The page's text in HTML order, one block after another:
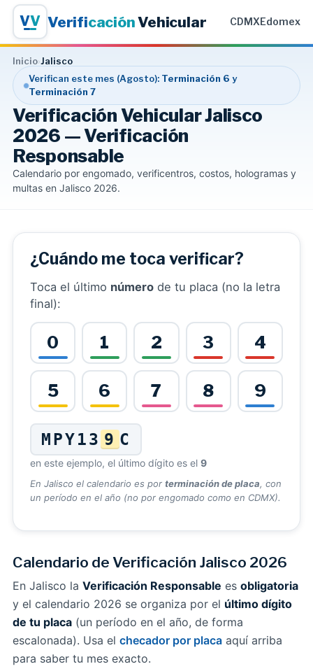
VV VerificaciónVehicular CDMXEdomex
Inicio›Jalisco
Verifican este mes (Agosto): Terminación 6 y
Terminación 7
Verificación Vehicular Jalisco
2026 — Verificación
Responsable
Calendario por engomado, verificentros, costos, hologramas y
multas en Jalisco 2026.
¿Cuándo me toca verificar?
Toca el último número de tu placa (no la letra
final):
0 1 2 3 4
5 6 7 8 9
MPY13 9 C
en este ejemplo, el último dígito es el 9
En Jalisco el calendario es por terminación de placa, con
un período en el año (no por engomado como en CDMX).
Calendario de Verificación Jalisco 2026
En Jalisco la Verificación Responsable es obligatoria
y el calendario 2026 se organiza por el último dígito
de tu placa (un período en el año, de forma
escalonada). Usa el checador por placa aquí arriba
para saber tu mes exacto.